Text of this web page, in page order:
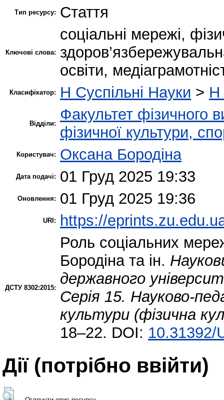
Тип ресурсу: Стаття
Ключові слова:
соціальні мережі,
освіти,
Класифікатор: H Суспільні Науки > H
Відділи:
Факультет фізичного
фізичної культури,
Користувач: Оксана Бородіна
Дата подачі: 01 Груд 2025 19:33
Оновлення: 01 Груд 2025 19:36
URI: https://
ДСТУ 8302:2015:
Роль соціальних
Бородіна та ін.
державного
Серія 15. Науково-
культури (фізична
18–22. DOI: 10.31392/
Дії ​​(потрібно ввійти)